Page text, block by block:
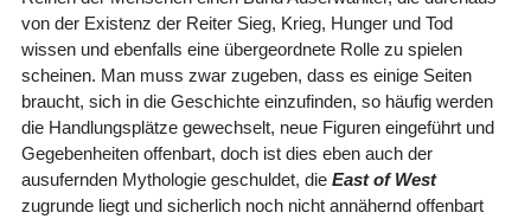
von der Existenz der Reiter Sieg, Krieg, Hunger und Tod
wissen und ebenfalls eine übergeordnete Rolle zu spielen
scheinen. Man muss zwar zugeben, dass es einige Seiten
braucht, sich in die Geschichte einzufinden, so häufig werden
die Handlungsplätze gewechselt, neue Figuren eingeführt und
Gegebenheiten offenbart, doch ist dies eben auch der
ausufernden Mythologie geschuldet, die East of West
zugrunde liegt und sicherlich noch nicht annähernd offenbart